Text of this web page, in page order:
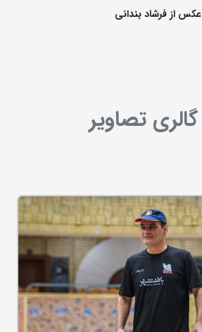
عکس از فرشاد بندانی
گالری تصاویر